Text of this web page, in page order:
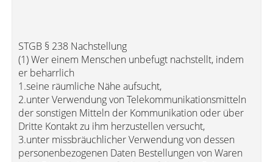
STGB § 238 Nachstellung
(1) Wer einem Menschen unbefugt nachstellt, indem
er beharrlich
1.seine räumliche Nähe aufsucht,
2.unter Verwendung von Telekommunikationsmitteln
der sonstigen Mitteln der Kommunikation oder über
Dritte Kontakt zu ihm herzustellen versucht,
3.unter missbräuchlicher Verwendung von dessen
personenbezogenen Daten Bestellungen von Waren